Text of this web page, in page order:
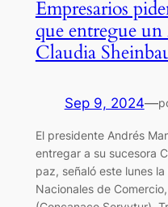
Empresarios
que entregue
Claudia
Sep 9, 2024—
El presidente Andrés
entregar a su sucesora
paz, señaló este lunes
Nacionales de